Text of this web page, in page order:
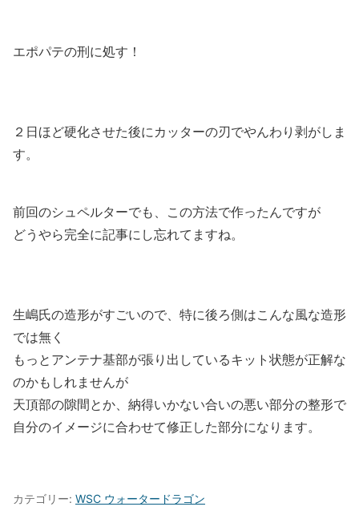
エポパテの刑に処す！
２日ほど硬化させた後にカッターの刃でやんわり剥がしま
す。
前回のシュペルターでも、この方法で作ったんですが
どうやら完全に記事にし忘れてますね。
生嶋氏の造形がすごいので、特に後ろ側はこんな風な造形
では無く
もっとアンテナ基部が張り出しているキット状態が正解な
のかもしれませんが
天頂部の隙間とか、納得いかない合いの悪い部分の整形で
自分のイメージに合わせて修正した部分になります。
カテゴリー: WSC ウォータードラゴン